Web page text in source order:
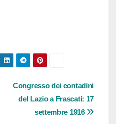
Congresso dei contadini
del Lazio a Frascati: 17
settembre 1916